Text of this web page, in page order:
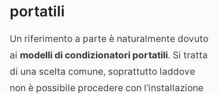
portatili
Un riferimento a parte è naturalmente dovuto
ai modelli di condizionatori portatili. Si tratta
di una scelta comune, soprattutto laddove
non è possibile procedere con l’installazione